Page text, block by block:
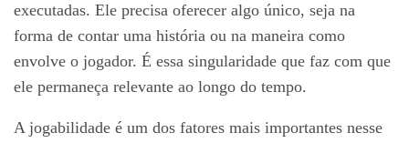
executadas. Ele precisa oferecer algo único, seja na
forma de contar uma história ou na maneira como
envolve o jogador. É essa singularidade que faz com que
ele permaneça relevante ao longo do tempo.
A jogabilidade é um dos fatores mais importantes nesse